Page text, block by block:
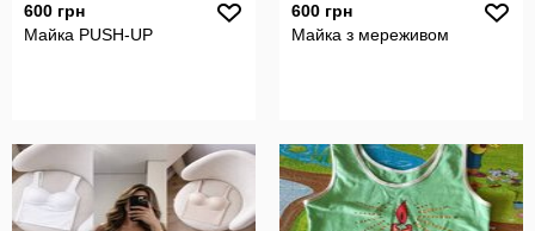
600 грн
Майка PUSH-UP
600 грн
Майка з мереживом